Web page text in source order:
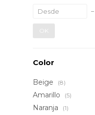
OK
Color
Beige (8)
Amarillo (5)
Naranja (1)